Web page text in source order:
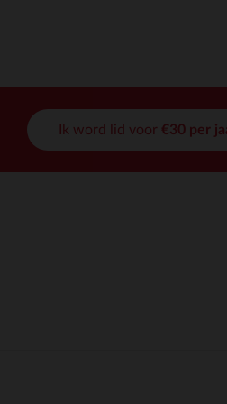
Ik word lid voor €30 per